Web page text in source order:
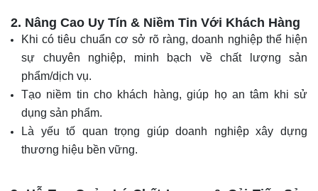
2. Nâng Cao Uy Tín & Niềm Tin Với Khách Hàng
Khi có tiêu chuẩn cơ sở rõ ràng, doanh nghiệp thể hiện
sự chuyên nghiệp, minh bạch về chất lượng sản
phẩm/dịch vụ.
Tạo niềm tin cho khách hàng, giúp họ an tâm khi sử
dụng sản phẩm.
Là yếu tố quan trọng giúp doanh nghiệp xây dựng
thương hiệu bền vững.